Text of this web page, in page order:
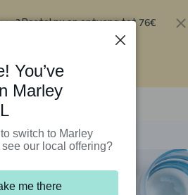
Bestel nu en ontvang tot 76€
You’ve
Marley
switch to Marley
our local offering?
me there